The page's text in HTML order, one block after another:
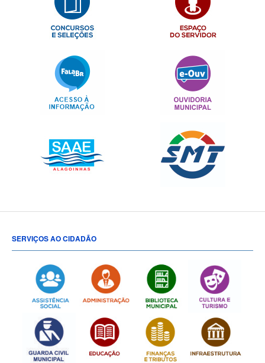
SERVIÇOS AO CIDADÃO